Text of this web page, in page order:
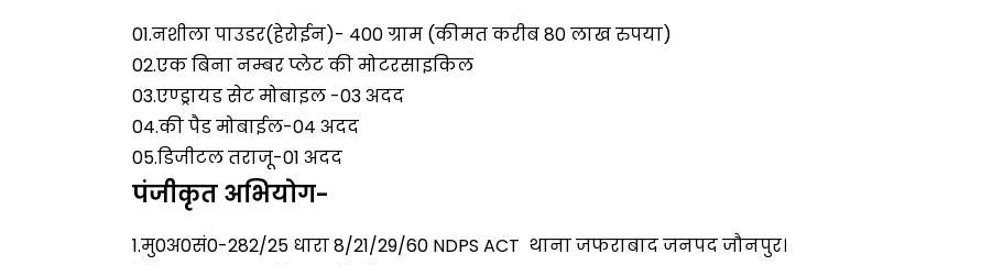
01.नशीला पाउडर(हेरोईन)- 400 ग्राम (कीमत करीब 80 लाख रुपया)
02.एक बिना नम्बर प्लेट की मोटरसाइकिल
03.एण्ड्रायड सेट मोबाइल -03 अदद
04.की पैड मोबाईल-04 अदद
05.डिजीटल तराजू-01 अदद
पंजीकृत अभियोग-
1.मु0अ0सं0-282/25 धारा 8/21/29/60 NDPS ACT थाना जफराबाद जनपद जौनपुर।